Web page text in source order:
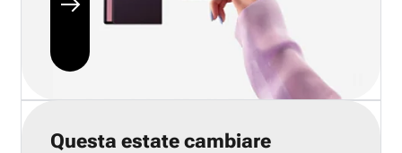
Questa estate cambiare